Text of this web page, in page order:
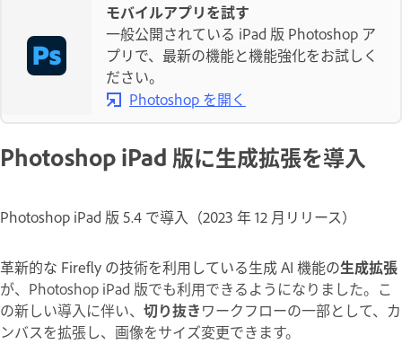
モバイルアプリを試す
一般公開されている iPad 版 Photoshop ア
プリで、最新の機能と機能強化をお試しく
ださい。
Photoshop を開く
Photoshop iPad 版に生成拡張を導入
Photoshop iPad 版 5.4 で導入（2023 年 12 月リリース）
革新的な Firefly の技術を利用している生成 AI 機能の生成拡張
が、Photoshop iPad 版でも利用できるようになりました。こ
の新しい導入に伴い、 切り抜きワークフローの一部として、カ
ンバスを拡張し、画像をサイズ変更できます。